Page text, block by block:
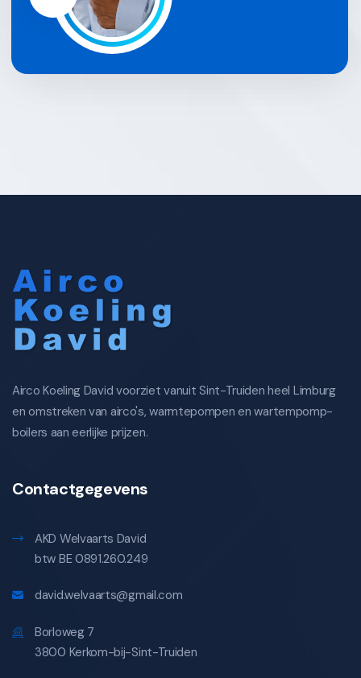
Airco Koeling David voorziet vanuit Sint-Truiden heel Limburg
en omstreken van airco's, warmtepompen en wartempomp-
boilers aan eerlijke prijzen.
Contactgegevens
AKD Welvaarts David
btw BE 0891.260.249
david.welvaarts@gmail.com
Borloweg 7
3800 Kerkom-bij-Sint-Truiden